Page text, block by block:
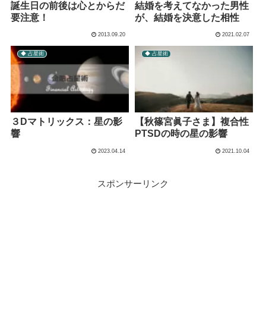
誕生日の前後は心とからだ
要注意！
2013.09.20
結婚を考えてなかった男性
が、結婚を決意した相性
2021.02.07
◆ 占星術
３Dマトリックス：星の影
響
2023.04.14
◆ 占星術
【秋篠宮眞子さま】複合性
PTSDの時の星の影響
2021.10.04
スポンサーリンク